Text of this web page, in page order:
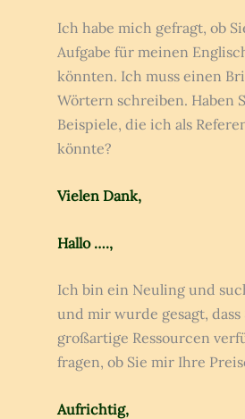
Ich habe mich gefragt, ob
Aufgabe für meinen
könnten. Ich muss einen
Wörtern schreiben. Haben
Beispiele, die ich als
könnte?
Vielen Dank,
Hallo ….,
Ich bin ein Neuling und
und mir wurde gesagt,
großartige Ressourcen
fragen, ob Sie mir Ihre
Aufrichtig,